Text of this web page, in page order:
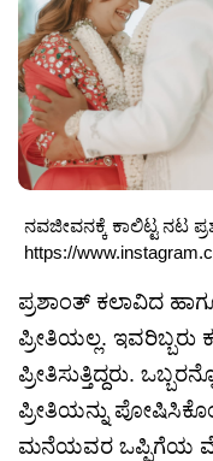
ನವಜೀವನಕ್ಕೆ ಕಾಲಿಟ್ಟ ನಟ
https://
ಪ್ರಶಾಂತ್ ಕಲಾವಿದ
ಪ್ರೀತಿಯಲ್ಲ.
ಪ್ರೀತಿಸುತ್ತಿದ್ದರು.
ಪ್ರೀತಿಯನ್ನು
ಮನೆಯವರ ಒಪ್ಪಿಗೆಯ